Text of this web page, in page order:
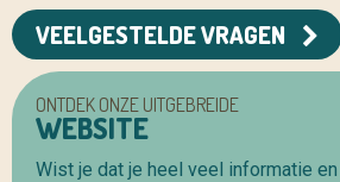
VEELGESTELDE VRAGEN
ONTDEK ONZE UITGEBREIDE
WEBSITE
Wist je dat je heel veel informatie en